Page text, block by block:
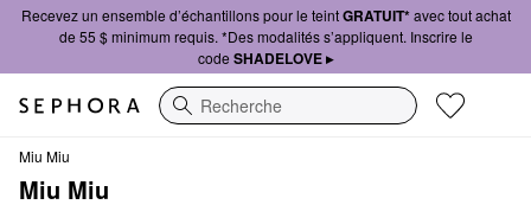
Recevez un ensemble d’échantillons pour le teintGRATUIT*avec tout achat
de 55 $ minimum requis. *Des modalités s’appliquent. Inscrire le
code SHADELOVE ▸
Recherche
Miu Miu
Miu Miu